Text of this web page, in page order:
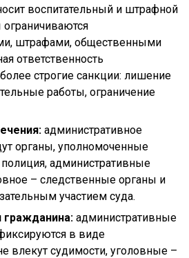
воспитательный и штрафной
штрафами, общественными
ответственность
строгие санкции: лишение
работы, ограничение
административное
органы, уполномоченные
административные
– следственные органы и
участием суда.
гражданина: административные
в виде
влекут судимости, уголовные –